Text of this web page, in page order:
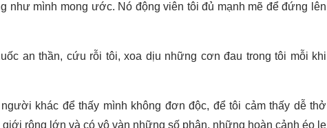
như mình mong ước. Nó động viên tôi đủ mạnh mẽ để đứng lên
an thần, cứu rỗi tôi, xoa dịu những cơn đau trong tôi mỗi khi
khác để thấy mình không đơn độc, để tôi cảm thấy dễ thở
rộng lớn và có vô vàn những số phận, những hoàn cảnh éo le